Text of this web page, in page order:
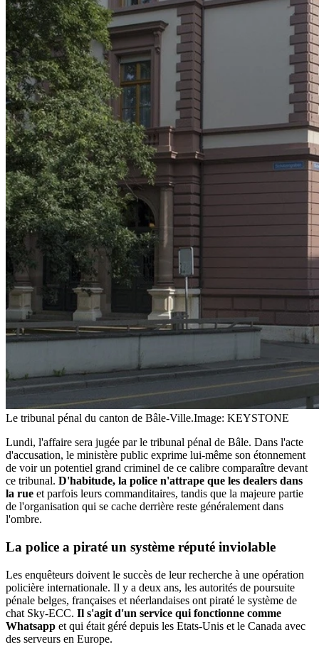
Le tribunal pénal du canton de Bâle-Ville.Image: KEYSTONE
Lundi, l'affaire sera jugée par le tribunal pénal de Bâle. Dans l'acte
d'accusation, le ministère public exprime lui-même son étonnement
de voir un potentiel grand criminel de ce calibre comparaître devant
ce tribunal. D'habitude, la police n'attrape que les dealers dans
la rue et parfois leurs commanditaires, tandis que la majeure partie
de l'organisation qui se cache derrière reste généralement dans
l'ombre.
La police a piraté un système réputé inviolable
Les enquêteurs doivent le succès de leur recherche à une opération
policière internationale. Il y a deux ans, les autorités de poursuite
pénale belges, françaises et néerlandaises ont piraté le système de
chat Sky-ECC. Il s'agit d'un service qui fonctionne comme
Whatsapp et qui était géré depuis les Etats-Unis et le Canada avec
des serveurs en Europe.